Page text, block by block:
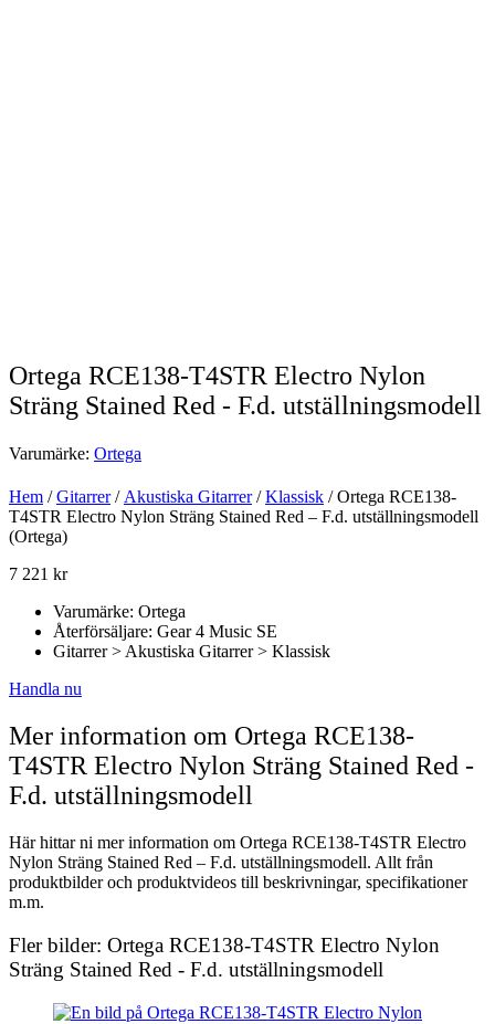
Ortega RCE138-T4STR Electro Nylon
Sträng Stained Red - F.d. utställningsmodell
Varumärke: Ortega
Hem /Gitarrer/Akustiska Gitarrer/Klassisk / Ortega RCE138-
T4STR Electro Nylon Sträng Stained Red – F.d. utställningsmodell
(Ortega)
7 221 kr
Varumärke: Ortega
Återförsäljare: Gear 4 Music SE
Gitarrer > Akustiska Gitarrer > Klassisk
Handla nu
Mer information om Ortega RCE138-
T4STR Electro Nylon Sträng Stained Red -
F.d. utställningsmodell
Här hittar ni mer information om Ortega RCE138-T4STR Electro
Nylon Sträng Stained Red – F.d. utställningsmodell. Allt från
produktbilder och produktvideos till beskrivningar, specifikationer
m.m.
Fler bilder: Ortega RCE138-T4STR Electro Nylon
Sträng Stained Red - F.d. utställningsmodell